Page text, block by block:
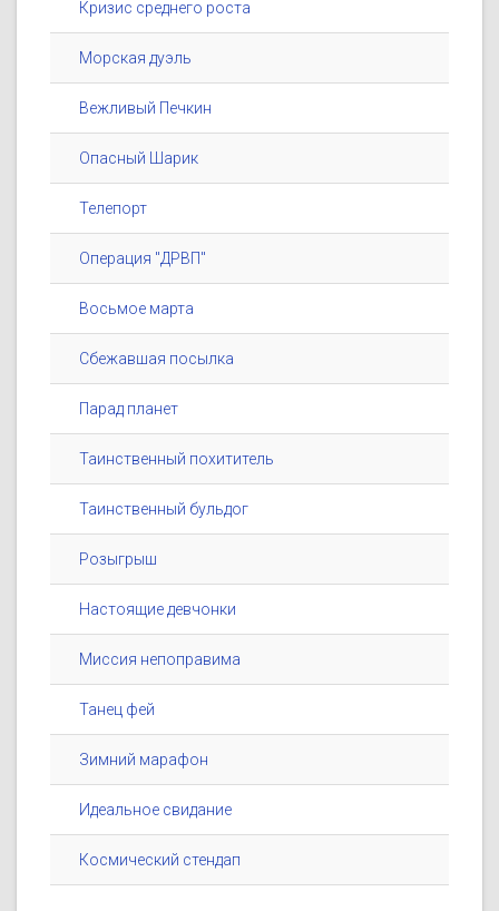
Кризис среднего роста
Морская дуэль
Вежливый Печкин
Опасный Шарик
Телепорт
Операция "ДРВП"
Восьмое марта
Сбежавшая посылка
Парад планет
Таинственный похититель
Таинственный бульдог
Розыгрыш
Настоящие девчонки
Миссия непоправима
Танец фей
Зимний марафон
Идеальное свидание
Космический стендап